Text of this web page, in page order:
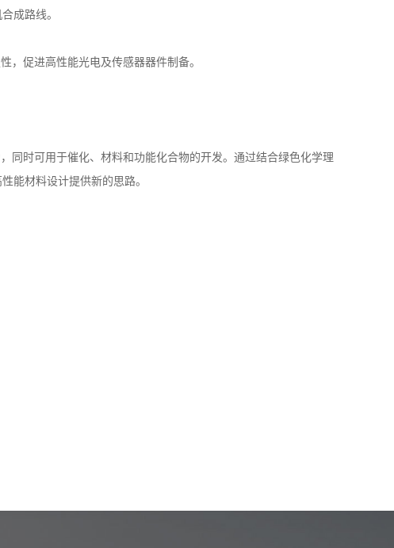
成路线。
，促进高性能光电及传感器器件制备。
同时可用于催化、材料和功能化合物的开发。通过结合绿色化学理
能材料设计提供新的思路。